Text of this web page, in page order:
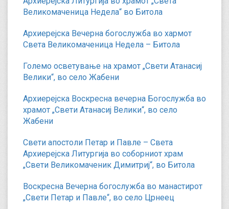
Великомаченица Недела“ во Битола
Архиерејска Вечерна богослужба во хармот
Света Великомаченица Недела – Битола
Големо осветување на храмот „Свети Атанасиј
Велики“, во село Жабени
Архиерејска Воскресна вечерна Богослужба во
храмот „Свети Атанасиј Велики“, во село
Жабени
Свети апостоли Петар и Павле – Света
Архиерејска Литургија во соборниот храм
„Свети Великомаченик Димитриј“, во Битола
Воскресна Вечерна богослужба во манастирот
„Свети Петар и Павле“, во село Црнеец